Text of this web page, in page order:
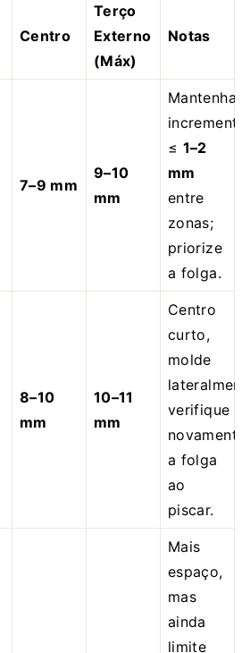
Centro
Terço
Externo
(Máx)
Notas
7–9 mm
9–10
mm
Mantenha
≤ 1–2
mm
entre
zonas;
priorize
a folga.
8–10
mm
10–11
mm
Centro
curto,
molde
verifique
novamente
a folga
ao
piscar.
Mais
espaço,
mas
ainda
limite